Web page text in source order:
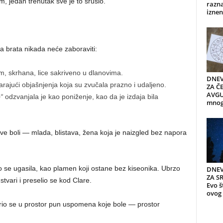
brata nikada neće zaboraviti:
skrhana, lice sakriveno u dlanovima.
objašnjenja koja su zvučala prazno i udaljeno.
odzvanjala je kao poniženje, kao da je izdaja bila
boli — mlada, blistava, žena koja je naizgled bez napora
ugasila, kao plamen koji ostane bez kiseonika. Ubrzo
i preselio se kod Clare.
se u prostor pun uspomena koje bole — prostor
ZA
ZA
Evo